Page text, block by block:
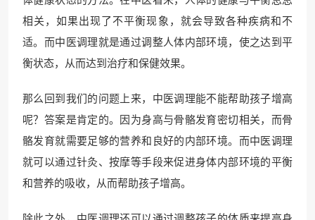
相关，如果出现了不平衡现象，就会导致各种疾病和不
适。而中医调理就是通过调整人体内部环境，使之达到平
衡状态，从而达到治疗和保健效果。
那么回到我们的问题上来，中医调理能不能帮助孩子增高
呢？答案是肯定的。因为身高与骨骼发育密切相关，而骨
骼发育就需要足够的营养和良好的内部环境。而中医调理
就可以通过针灸、按摩等手段来促进身体内部环境的平衡
和营养的吸收，从而帮助孩子增高。